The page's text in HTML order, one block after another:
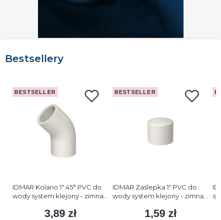
Bestsellery
BESTSELLER
IDMAR Kolano 1" 45° PVC do
wody system klejony - zimna
Cena
3,89 zł
BESTSELLER
IDMAR Zaślepka 1" PVC do
wody system klejony - zimna
Cena
1,59 zł